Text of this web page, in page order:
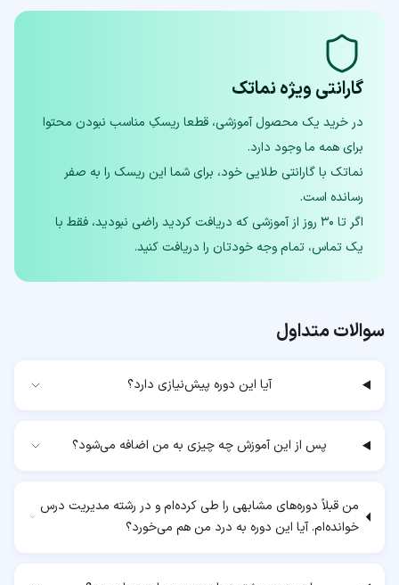
گارانتی ویژه نماتک
در خرید یک محصول آموزشی، قطعا ریسکِ مناسب نبودن محتوا
نماتک با گارانتی طلایی خود، برای شما این ریسک را به صفر
اگر تا ۳۰ روز از آموزشی که دریافت کردید راضی نبودید، فقط با
یک تماس، تمام وجه خودتان را دریافت کنید.
سوالات متداول
آیا این دوره پیش‌نیازی دارد؟
پس از این آموزش چه چیزی به من اضافه می‌شود؟
من قبلاً دوره‌های مشابهی را طی کرده‌ام و در رشته مدیریت درس
خوانده‌ام. آیا این دوره به درد من هم می‌خورد؟